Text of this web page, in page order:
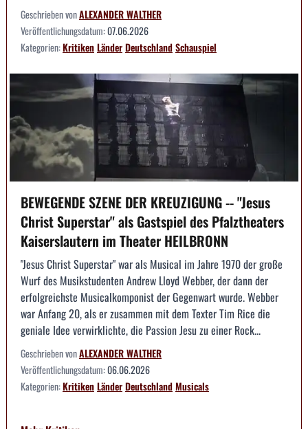
Geschrieben vonALEXANDER WALTHER
Veröffentlichungsdatum:07.06.2026
Kategorien:KritikenLänderDeutschlandSchauspiel
BEWEGENDE SZENE DER KREUZIGUNG -- "Jesus
Christ Superstar" als Gastspiel des Pfalztheaters
Kaiserslautern im Theater HEILBRONN
"Jesus Christ Superstar" war als Musical im Jahre 1970 der große
Wurf des Musikstudenten Andrew Lloyd Webber, der dann der
erfolgreichste Musicalkomponist der Gegenwart wurde. Webber
war Anfang 20, als er zusammen mit dem Texter Tim Rice die
geniale Idee verwirklichte, die Passion Jesu zu einer Rock...
Geschrieben vonALEXANDER WALTHER
Veröffentlichungsdatum:06.06.2026
Kategorien:KritikenLänderDeutschlandMusicals